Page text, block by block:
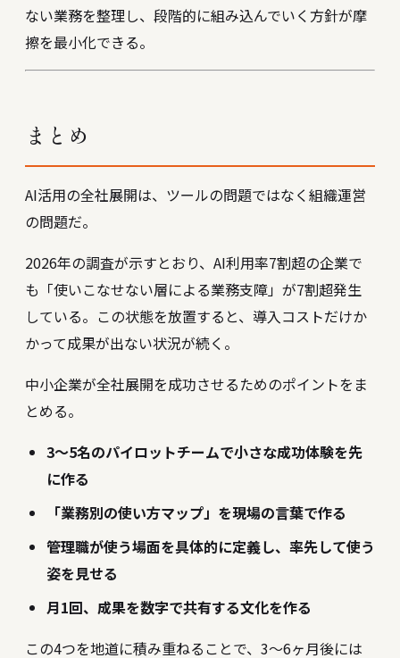
ない業務を整理し、段階的に組み込んでいく方針が摩
擦を最小化できる。
まとめ
AI活用の全社展開は、ツールの問題ではなく組織運営
の問題だ。
2026年の調査が示すとおり、AI利用率7割超の企業で
も「使いこなせない層による業務支障」が7割超発生
している。この状態を放置すると、導入コストだけか
かって成果が出ない状況が続く。
中小企業が全社展開を成功させるためのポイントをま
とめる。
3〜5名のパイロットチームで小さな成功体験を先
に作る
「業務別の使い方マップ」を現場の言葉で作る
管理職が使う場面を具体的に定義し、率先して使う
姿を見せる
月1回、成果を数字で共有する文化を作る
この4つを地道に積み重ねることで、3〜6ヶ月後には